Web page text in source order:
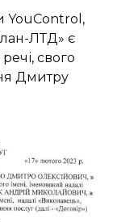
YouControl,
ЛТД» є
свого
Дмитру